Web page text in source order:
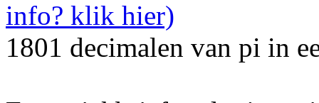
1801 decimalen van pi in